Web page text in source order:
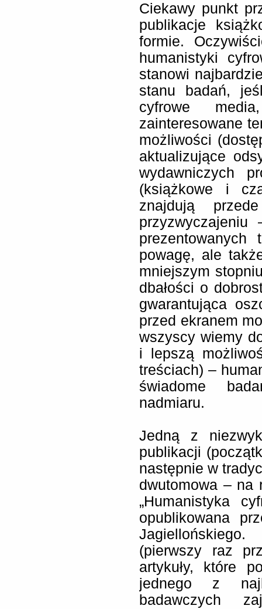
Ciekawy punkt
publikacje
formie.
humanistyki
stanowi
stanu badań,
cyfrowe
zainteresowane
możliwości
aktualizujące
wydawniczych
(książkowe i
znajdują
powagę, ale
mniejszym
dbałości o
gwarantująca
przed ekranem
wszyscy wiemy
i lepszą
treściach) –
świadome
nadmiaru.
Jedną z
publikacji
następnie w
dwutomowa – na
„Humanistyka
opublikowana
(pierwszy raz
artykuły, które
jednego z
badawczych